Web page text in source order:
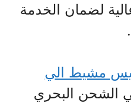
لضمان الخدمة
مشيط الي
الشحن البحري